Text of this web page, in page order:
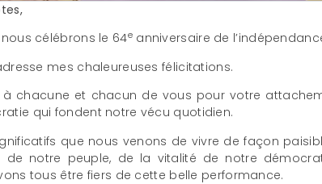
célébrons le 64eanniversaire de
mes chaleureuses félicitations.
chacune et chacun de vous pour votre
qui fondent notre vécu quotidien.
que nous venons de vivre de façon
de notre peuple, de la vitalité de notre
tous être fiers de cette belle performance.